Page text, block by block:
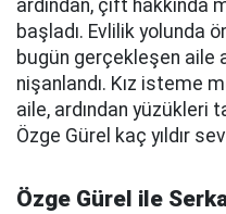
ardından, çift hakkında
başladı. Evlilik yolunda
bugün gerçekleşen aile
nişanlandı. Kız isteme
aile, ardından yüzükleri
Özge Gürel kaç yıldır
Özge Gürel ile